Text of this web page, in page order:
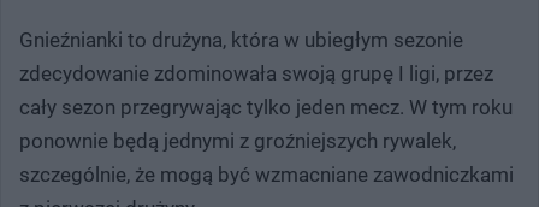
Gnieźnianki to drużyna, która w ubiegłym sezonie
zdecydowanie zdominowała swoją grupę I ligi, przez
cały sezon przegrywając tylko jeden mecz. W tym roku
ponownie będą jednymi z groźniejszych rywalek,
szczególnie, że mogą być wzmacniane zawodniczkami